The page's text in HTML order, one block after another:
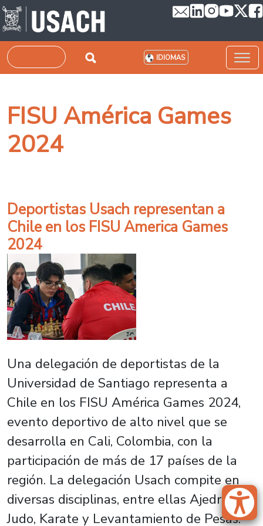
Pasar al contenido principal
Buscar IDIOMAS
FISU América Games
2024
Deportistas Usach representan a
Chile en los FISU America Games
2024
Una delegación de deportistas de la
Universidad de Santiago representa a
Chile en los FISU América Games 2024,
evento deportivo de alto nivel que se
desarrolla en Cali, Colombia, con la
participación de más de 17 países de la
región. La delegación Usach compite en
diversas disciplinas, entre ellas Ajedrez,
Judo, Karate y Levantamiento de Pesas.